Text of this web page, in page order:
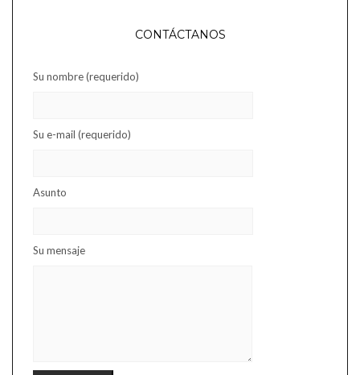
CONTÁCTANOS
Su nombre (requerido)
Su e-mail (requerido)
Asunto
Su mensaje